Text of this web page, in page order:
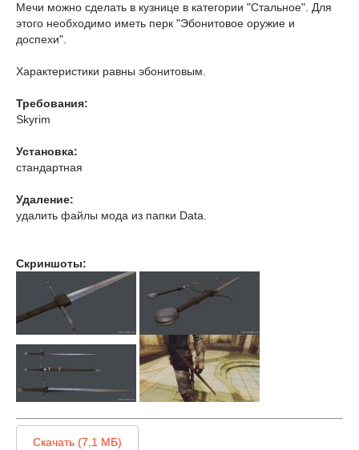
Мечи можно сделать в кузнице в категории "Стальное". Для
этого необходимо иметь перк "Эбонитовое оружие и
доспехи".
Характеристики равны эбонитовым.
Требования:
Skyrim
Установка:
стандартная
Удаление:
удалить файлы мода из папки Data.
Скриншоты:
Скачать (7,1 МБ)